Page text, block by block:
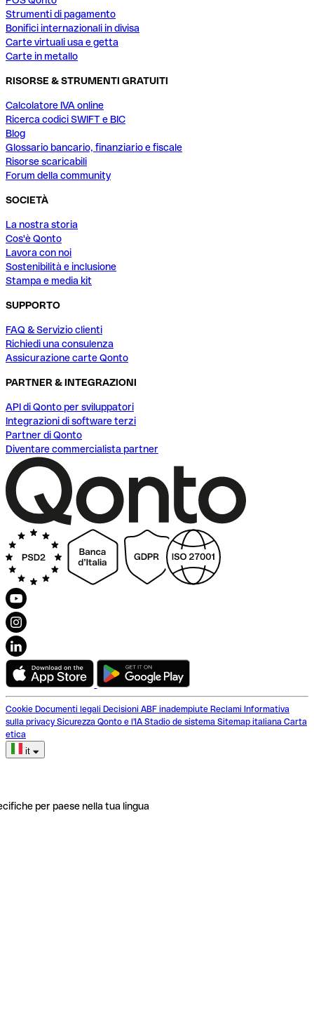
Strumenti di pagamento
Bonifici internazionali in divisa
Carte virtuali usa e getta
Carte in metallo
RISORSE & STRUMENTI GRATUITI
Calcolatore IVA online
Ricerca codici SWIFT e BIC
Blog
Glossario bancario, finanziario e fiscale
Risorse scaricabili
Forum della community
SOCIETÀ
La nostra storia
Cos'è Qonto
Lavora con noi
Sostenibilità e inclusione
Stampa e media kit
SUPPORTO
FAQ & Servizio clienti
Richiedi una consulenza
Assicurazione carte Qonto
PARTNER & INTEGRAZIONI
API di Qonto per sviluppatori
Integrazioni di software terzi
Partner di Qonto
Diventare commercialista partner
Cookie Documenti legali Decisioni ABF inadempiute Reclami Informativa
sulla privacy Sicurezza Qonto e l'IA Stadio de sistema Sitemap italiana Carta
etica
it
per paese nella tua lingua